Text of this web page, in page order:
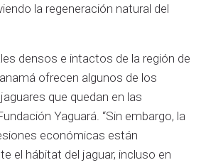
la regeneración natural del
densos e intactos de la región de
ofrecen algunos de los
que quedan en las
Yaguará. “Sin embargo, la
económicas están
el hábitat del jaguar, incluso en